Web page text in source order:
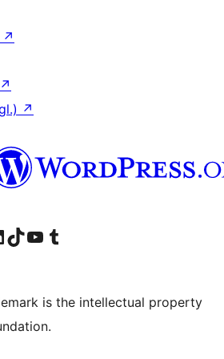
↗
↗
↗
besuchen
Konto besuchen
LinkedIn-Konto besuchen
Unser TikTok-Konto besuchen
Unseren YouTube-Kanal besuchen
Unser Tumblr-Konto besuchen
is the intellectual property